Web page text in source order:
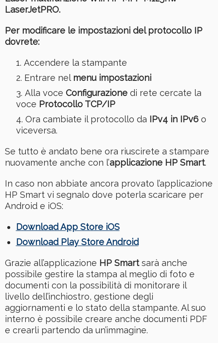
LaserJetPRO.
Per modificare le impostazioni del protocollo IP
dovrete:
Accendere la stampante
Entrare nel menu impostazioni
Alla voce Configurazionedi rete cercate la
voce Protocollo TCP/IP
Ora cambiate il protocollo da IPv4 in IPv6o
viceversa.
Se tutto è andato bene ora riuscirete a stampare
nuovamente anche con l’applicazione HP Smart.
In caso non abbiate ancora provato l’applicazione
HP Smart vi segnalo dove poterla scaricare per
Android e iOS:
Download App Store iOS
Download Play Store Android
Grazie all’applicazione HP Smartsarà anche
possibile gestire la stampa al meglio di foto e
documenti con la possibilità di monitorare il
livello dell’inchiostro, gestione degli
aggiornamenti e lo stato della stampante. Al suo
interno è possibile creare anche documenti PDF
e crearli partendo da un’immagine.